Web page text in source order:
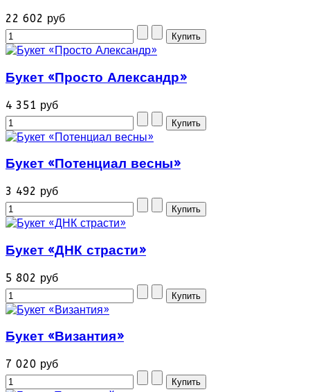
22 602 руб
Букет «Просто Александр»
4 351 руб
Букет «Потенциал весны»
3 492 руб
Букет «ДНК страсти»
5 802 руб
Букет «Византия»
7 020 руб